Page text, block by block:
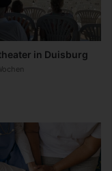
in Duisburg